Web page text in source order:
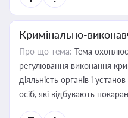
Кримінально-
Про що тема: Тема охоплює
регулювання виконання
діяльність органів і
осіб, які відбувають